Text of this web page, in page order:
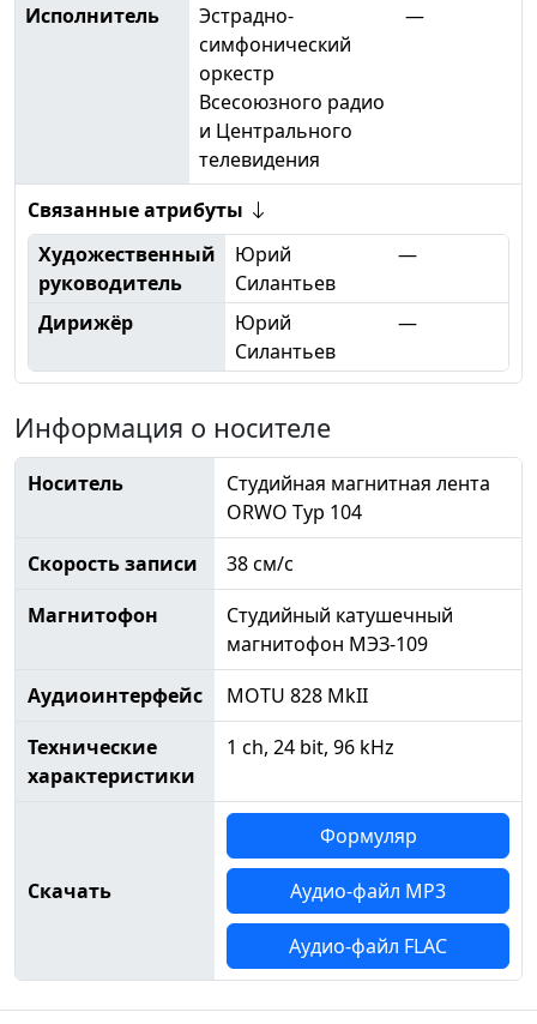
Исполнитель
Эстрадно-
симфонический
оркестр
Всесоюзного радио
и Центрального
телевидения
—
Связанные атрибуты
Художественный
руководитель
Юрий
Силантьев
—
Дирижёр
Юрий
Силантьев
—
Информация о носителе
Носитель
Студийная магнитная лента
ORWO Typ 104
Скорость записи
38 см/с
Магнитофон
Студийный катушечный
магнитофон МЭЗ-109
Аудиоинтерфейс
MOTU 828 MkII
Технические
характеристики
1 ch, 24 bit, 96 kHz
Скачать
Формуляр
Аудио-файл MP3
Аудио-файл FLAC